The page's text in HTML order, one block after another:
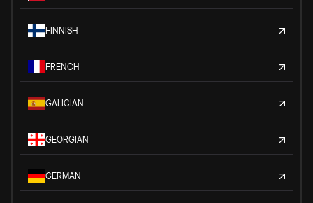
FINNISH
FRENCH
GALICIAN
GEORGIAN
GERMAN